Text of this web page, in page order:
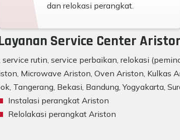
dan relokasi perangkat.
Service Center
rutin, service perbaikan, relokasi
Microwave Ariston, Oven Ariston, Kulkas
Tangerang, Bekasi, Bandung, Yogyakarta,
Instalasi perangkat Ariston
Relolakasi perangkat Ariston